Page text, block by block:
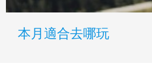
本月適合去哪玩